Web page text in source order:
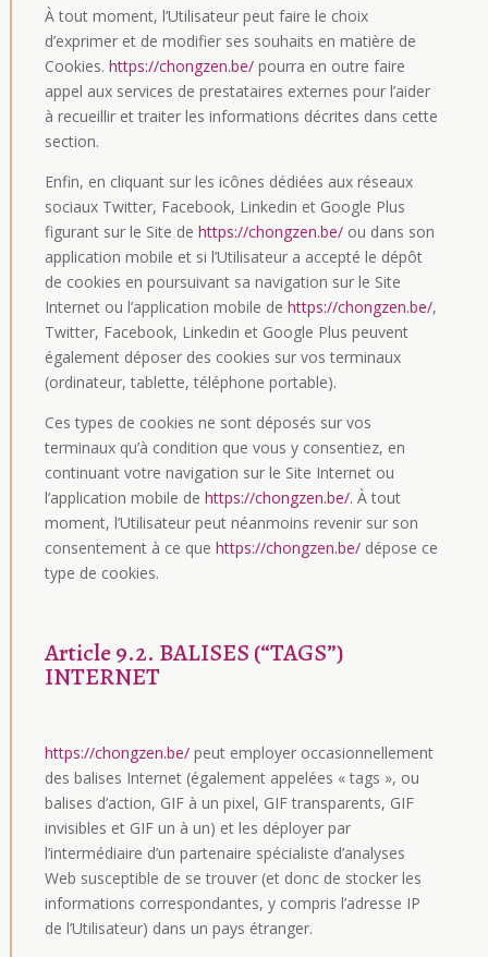
À tout moment, l’Utilisateur peut faire le choix
d’exprimer et de modifier ses souhaits en matière de
Cookies. https://chongzen.be/pourra en outre faire
appel aux services de prestataires externes pour l’aider
à recueillir et traiter les informations décrites dans cette
section.
Enfin, en cliquant sur les icônes dédiées aux réseaux
sociaux Twitter, Facebook, Linkedin et Google Plus
figurant sur le Site de https://chongzen.be/ou dans son
application mobile et si l’Utilisateur a accepté le dépôt
de cookies en poursuivant sa navigation sur le Site
Internet ou l’application mobile de https://chongzen.be/,
Twitter, Facebook, Linkedin et Google Plus peuvent
également déposer des cookies sur vos terminaux
(ordinateur, tablette, téléphone portable).
Ces types de cookies ne sont déposés sur vos
terminaux qu’à condition que vous y consentiez, en
continuant votre navigation sur le Site Internet ou
l’application mobile de https://chongzen.be/. À tout
moment, l’Utilisateur peut néanmoins revenir sur son
consentement à ce que https://chongzen.be/dépose ce
type de cookies.
Article 9.2. BALISES (“TAGS”)
INTERNET
https://chongzen.be/peut employer occasionnellement
des balises Internet (également appelées « tags », ou
balises d’action, GIF à un pixel, GIF transparents, GIF
invisibles et GIF un à un) et les déployer par
l’intermédiaire d’un partenaire spécialiste d’analyses
Web susceptible de se trouver (et donc de stocker les
informations correspondantes, y compris l’adresse IP
de l’Utilisateur) dans un pays étranger.